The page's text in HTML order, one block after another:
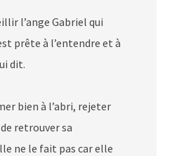
l’ange Gabriel qui
prête à l’entendre et à
dit.
bien à l’abri, rejeter
retrouver sa
ne le fait pas car elle